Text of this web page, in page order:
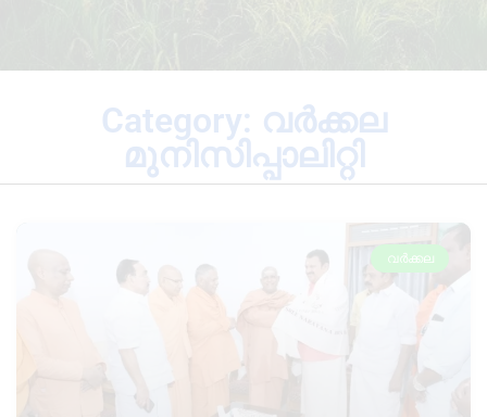
Category: വർക്കല
മുനിസിപ്പാലിറ്റി
വർക്കല